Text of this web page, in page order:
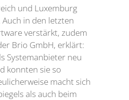
und Luxemburg
in den letzten
verstärkt, zudem
Brio GmbH, erklärt:
Systemanbieter neu
konnten sie so
macht sich
als auch beim